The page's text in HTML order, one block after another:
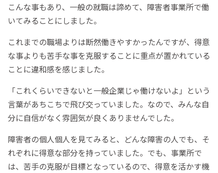
こんな事もあり、一般の就職は諦めて、障害者事業所で働
いてみることにしました。
これまでの職場よりは断然働きやすかったんですが、得意
な事よりも苦手な事を克服することに重点が置かれている
ことに違和感を感じました。
「これくらいできないと一般企業じゃ働けないよ」という
言葉があちこちで飛び交っていました。なので、みんな自
分に自信がなく雰囲気が良くありませんでした。
障害者の個人個人を見てみると、どんな障害の人でも、そ
れぞれに得意な部分を持っていました。でも、事業所で
は、苦手の克服が目標となっているので、得意を活かす機